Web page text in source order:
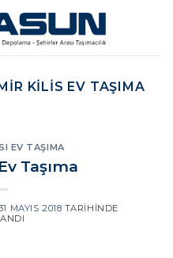
KILIS EV TAŞIMA
EV TAŞIMA
Taşıma
MAYIS 2018 TARIHINDE